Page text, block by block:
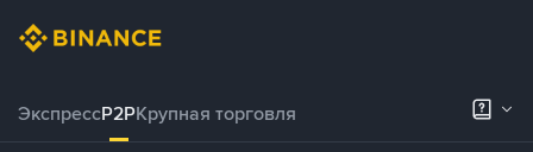
ЭкспрессP2PКрупная торговля